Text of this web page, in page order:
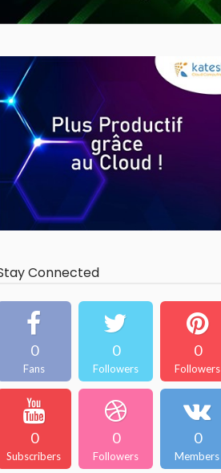
Connected
0
Fans
0
Followers
0
Followers
0
Subscribers
0
Followers
0
Members